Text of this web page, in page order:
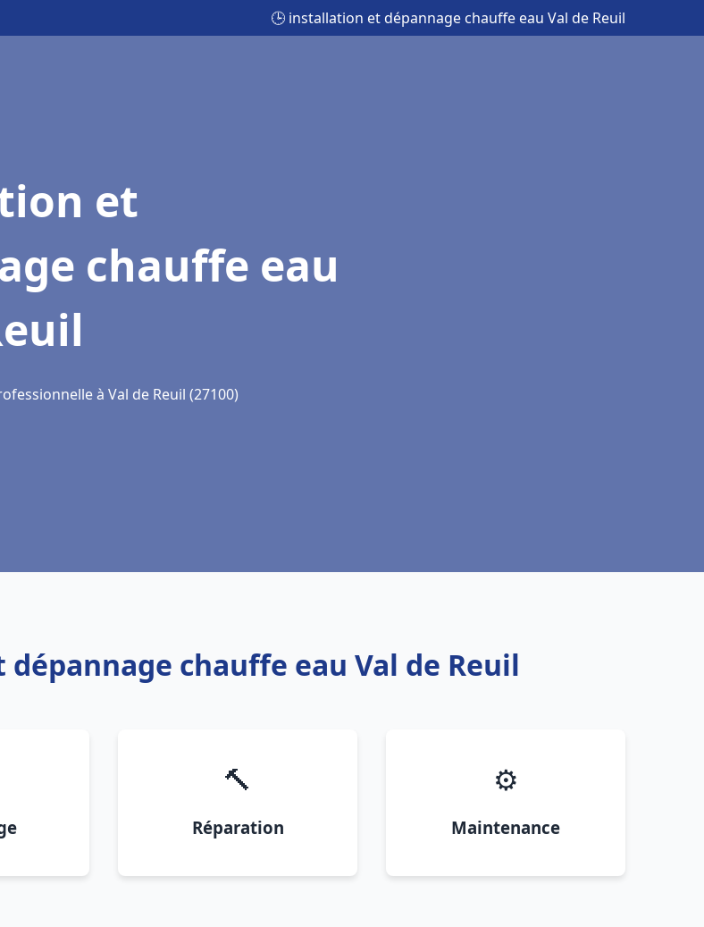
🕒 installation et dépannage chauffe eau Val de Reuil
et
chauffe eau
à Val de Reuil (27100)
chauffe eau Val de Reuil
🔨
Réparation
⚙️
Maintenance